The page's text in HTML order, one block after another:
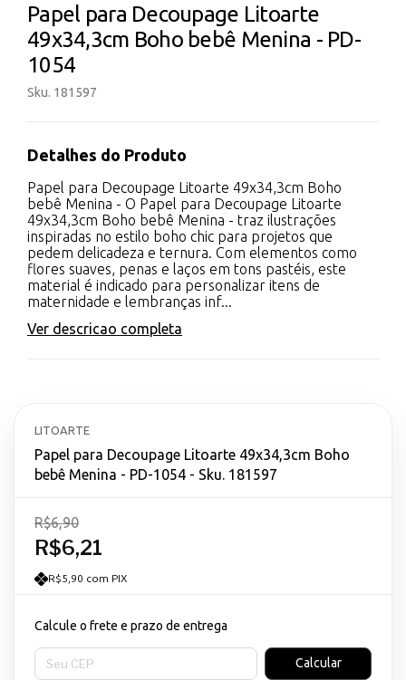
Papel para Decoupage Litoarte
49x34,3cm Boho bebê Menina - PD-
1054
Sku. 181597
Detalhes do Produto
Papel para Decoupage Litoarte 49x34,3cm Boho
bebê Menina - O Papel para Decoupage Litoarte
49x34,3cm Boho bebê Menina - traz ilustrações
inspiradas no estilo boho chic para projetos que
pedem delicadeza e ternura. Com elementos como
flores suaves, penas e laços em tons pastéis, este
material é indicado para personalizar itens de
maternidade e lembranças inf...
Ver descricao completa
LITOARTE
Papel para Decoupage Litoarte 49x34,3cm Boho
bebê Menina - PD-1054 - Sku. 181597
R$6,21
R$6,90
R$5,90 com PIX
Calcule o frete e prazo de entrega
Entregas para o CEP:
Calcular